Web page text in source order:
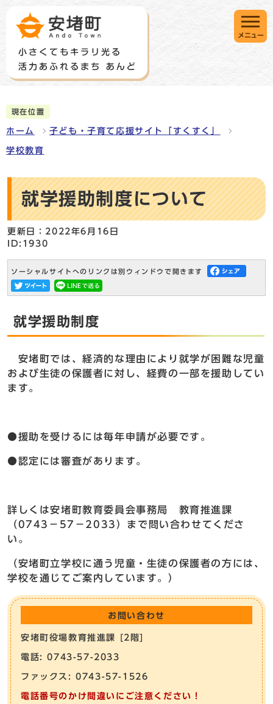
メニュー
現在位置
ホーム 子ども・子育て応援サイト「すくすく」
学校教育
就学援助制度について
更新日：2022年6月16日
ID:1930
ソーシャルサイトへのリンクは別ウィンドウで開きます
就学援助制度
安堵町では、経済的な理由により就学が困難な児童
および生徒の保護者に対し、経費の一部を援助してい
ます。
●援助を受けるには毎年申請が必要です。
●認定には審査があります。
詳しくは安堵町教育委員会事務局 教育推進課
（0743－57－2033）まで問い合わせてくださ
い。
（安堵町立学校に通う児童・生徒の保護者の方には、
学校を通じてご案内しています。）
お問い合わせ
安堵町役場教育推進課 [2階]
電話: 0743-57-2033
ファックス: 0743-57-1526
電話番号のかけ間違いにご注意ください！